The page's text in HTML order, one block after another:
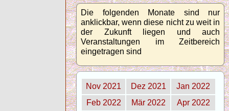
Die folgenden Monate sind nur
anklickbar, wenn diese nicht zu weit in
der Zukunft liegen und auch
Veranstaltungen im Zeitbereich
eingetragen sind
Nov 2021 Dez 2021
Jan 2022
Feb 2022
Mär 2022
Apr 2022